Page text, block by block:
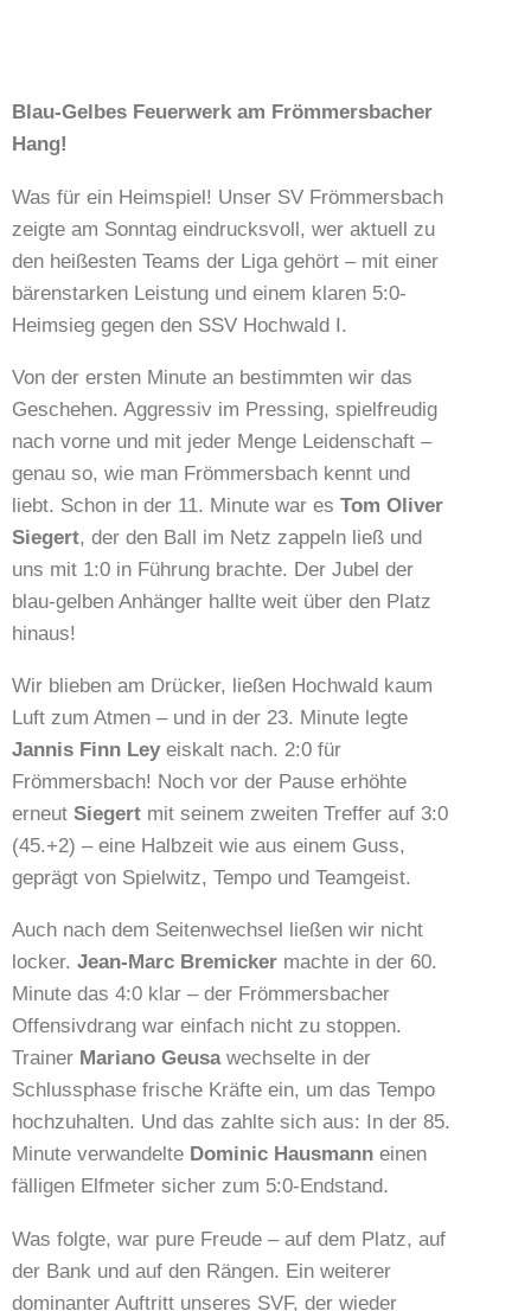
Blau-Gelbes Feuerwerk am Frömmersbacher
Hang!
Was für ein Heimspiel! Unser SV Frömmersbach
zeigte am Sonntag eindrucksvoll, wer aktuell zu
den heißesten Teams der Liga gehört – mit einer
bärenstarken Leistung und einem klaren 5:0-
Heimsieg gegen den SSV Hochwald I.
Von der ersten Minute an bestimmten wir das
Geschehen. Aggressiv im Pressing, spielfreudig
nach vorne und mit jeder Menge Leidenschaft –
genau so, wie man Frömmersbach kennt und
liebt. Schon in der 11. Minute war es Tom Oliver
Siegert, der den Ball im Netz zappeln ließ und
uns mit 1:0 in Führung brachte. Der Jubel der
blau-gelben Anhänger hallte weit über den Platz
hinaus!
Wir blieben am Drücker, ließen Hochwald kaum
Luft zum Atmen – und in der 23. Minute legte
Jannis Finn Ley eiskalt nach. 2:0 für
Frömmersbach! Noch vor der Pause erhöhte
erneut Siegert mit seinem zweiten Treffer auf 3:0
(45.+2) – eine Halbzeit wie aus einem Guss,
geprägt von Spielwitz, Tempo und Teamgeist.
Auch nach dem Seitenwechsel ließen wir nicht
locker. Jean-Marc Bremicker machte in der 60.
Minute das 4:0 klar – der Frömmersbacher
Offensivdrang war einfach nicht zu stoppen.
Trainer Mariano Geusawechselte in der
Schlussphase frische Kräfte ein, um das Tempo
hochzuhalten. Und das zahlte sich aus: In der 85.
Minute verwandelte Dominic Hausmann einen
fälligen Elfmeter sicher zum 5:0-Endstand.
Was folgte, war pure Freude – auf dem Platz, auf
der Bank und auf den Rängen. Ein weiterer
dominanter Auftritt unseres SVF, der wieder